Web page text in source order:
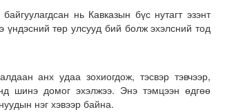
нь Кавказын бүс нутагт эзэнт
төр улсууд бий болж эхэлсний тод
анх удаа зохиогдож, тэсвэр тэвчээр,
шинэ домог эхэлжээ. Энэ тэмцээн өдгөө
нэг хэвээр байна.